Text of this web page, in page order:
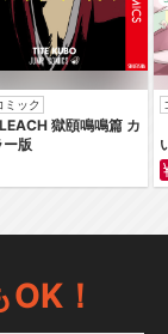
ミック
獄頤鳴鳴篇 カ
ー版
！